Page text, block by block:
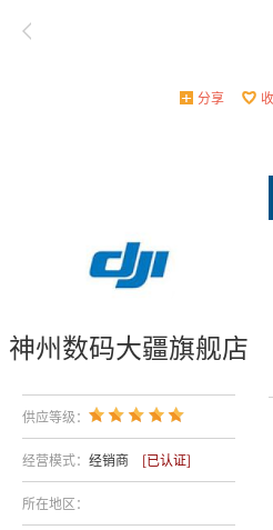
分享
神州数码大疆旗舰店
供应等级：
经营模式： 经销商 [已认证]
所在地区：